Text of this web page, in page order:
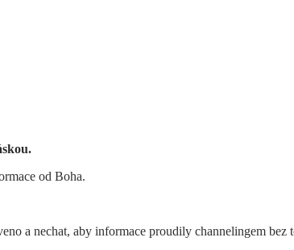
od Boha.
a nechat, aby informace proudily channelingem